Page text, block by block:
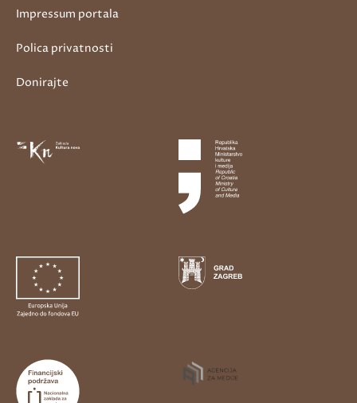
Impressum portala
Polica privatnosti
Donirajte